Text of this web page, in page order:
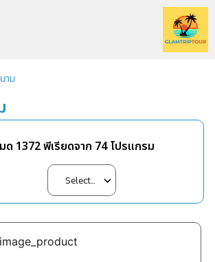
าม
ด 1372พีเรียดจาก 74โปรแกรม